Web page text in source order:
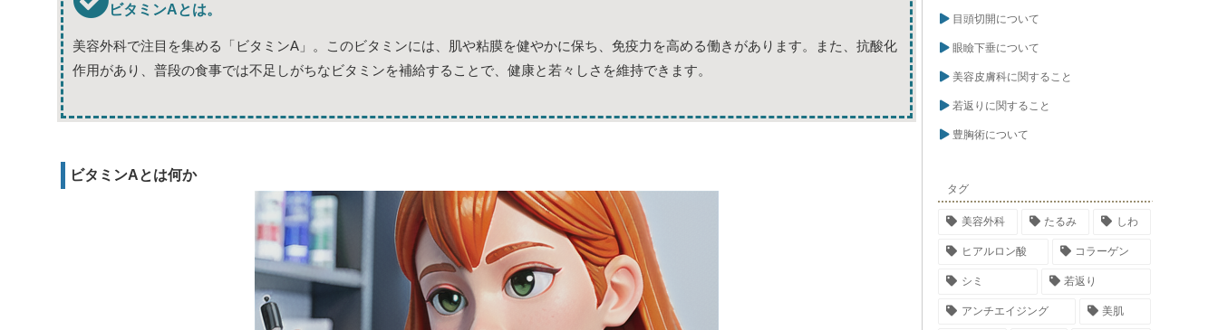
ビタミンAとは。
美容外科で注目を集める「ビタミンA」。このビタミンには、肌や粘膜を健やかに保ち、免疫力を高める働きがあります。また、抗酸化
作用があり、普段の食事では不足しがちなビタミンを補給することで、健康と若々しさを維持できます。
ビタミンAとは何か
目頭切開について
眼瞼下垂について
美容皮膚科に関すること
若返りに関すること
豊胸術について
タグ
美容外科 たるみ しわ
ヒアルロン酸 コラーゲン
シミ 若返り
アンチエイジング 美肌